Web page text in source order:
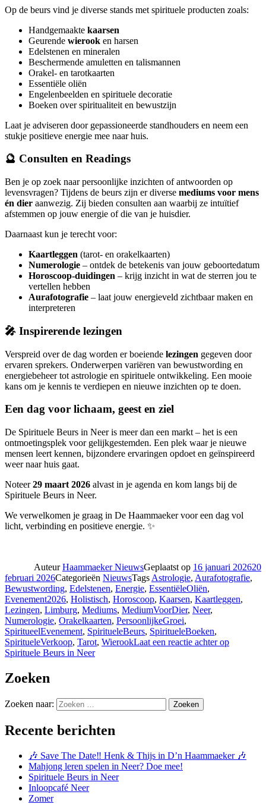
Op de beurs vind je diverse stands met spirituele producten zoals:
Handgemaakte kaarsen
Geurende wierook en harsen
Edelstenen en mineralen
Beschermende amuletten en talismannen
Orakel- en tarotkaarten
Essentiële oliën
Engelenbeelden en spirituele decoratie
Boeken over spiritualiteit en bewustzijn
Laat je adviseren door gepassioneerde standhouders en neem een
stukje positieve energie mee naar huis.
🔮 Consulten en Readings
Ben je op zoek naar persoonlijke inzichten of antwoorden op
levensvragen? Tijdens de beurs zijn er diverse mediums voor mens
én dier aanwezig. Zij bieden consulten aan waarbij ze intuïtief
afstemmen op jouw energie of die van je huisdier.
Daarnaast kun je terecht voor:
Kaartleggen (tarot- en orakelkaarten)
Numerologie – ontdek de betekenis van jouw geboortedatum
Horoscoop-duidingen – krijg inzicht in wat de sterren jou te
vertellen hebben
Aurafotografie – laat jouw energieveld zichtbaar maken en
interpreteren
🎤 Inspirerende lezingen
Verspreid over de dag worden er boeiende lezingen gegeven door
ervaren sprekers. Onderwerpen variëren van bewustwording en
energiebeheer tot astrologie en spirituele ontwikkeling. Een mooie
kans om je kennis te verdiepen en nieuwe inzichten op te doen.
Een dag voor lichaam, geest en ziel
De Spirituele Beurs in Neer is meer dan een markt – het is een
ontmoetingsplek voor gelijkgestemden. Een plek waar je nieuwe
mensen leert kennen, bijzondere ervaringen opdoet en geïnspireerd
weer naar huis gaat.
Noteer29 maart 2026 alvast in je agenda en kom langs bij de
Spirituele Beurs in Neer.
We verwelkomen je graag in De Haammaeker voor een dag vol
licht, verbinding en positieve energie. ✨
AuteurHaammaeker NieuwsGeplaatst op 16 januari 202620
februari 2026Categorieën NieuwsTags Astrologie, Aurafotografie,
Bewustwording, Edelstenen, Energie, EssentiëleOliën,
Evenement2026, Holistisch, Horoscoop, Kaarsen, Kaartleggen,
Lezingen, Limburg, Mediums, MediumVoorDier, Neer,
Numerologie, Orakelkaarten, PersoonlijkeGroei,
SpiritueelEvenement, SpiritueleBeurs, SpiritueleBoeken,
SpiritueleVerkoop, Tarot, WierookLaat een reactie achterop
Spirituele Beurs in Neer
Zoeken
Zoeken naar: Zoeken
Recente berichten
🎶 Save The Date‼️ Henk & Thijs in D’n Haammaeker 🎶
Mahjong leren spelen in Neer? Doe mee!
Spirituele Beurs in Neer
Inloopcafé Neer
Zomer